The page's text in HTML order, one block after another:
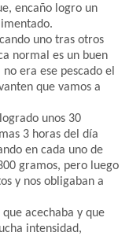
encaño logro un
uno tras otros
normal es un buen
era ese pescado el
que vamos a
unos 30
3 horas del día
en cada uno de
gramos, pero luego
y nos obligaban a
acechaba y que
intensidad,